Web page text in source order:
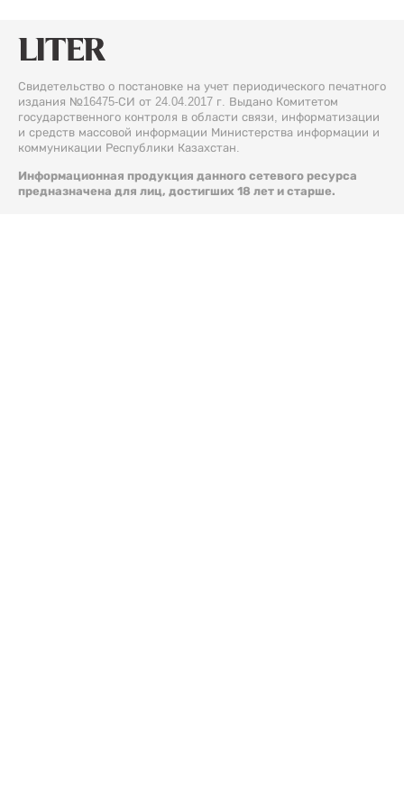
Свидетельство о постановке на учет периодического печатного
издания №16475-СИ от 24.04.2017 г. Выдано Комитетом
государственного контроля в области связи, информатизации
и средств массовой информации Министерства информации и
коммуникации Республики Казахстан.
Информационная продукция данного сетевого ресурса
предназначена для лиц, достигших 18 лет и старше.